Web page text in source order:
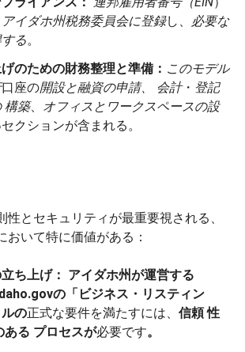
アイダホ州税務委員会に登録し、
必要な
る。
のための財務整理と準備： このモデル
口座の開設と融資の申請、 会計・ 登記
構築、 オフィスとワークスペースの設
セクションが含まれる。
性とセキュリティが最重要視される、
おいて特に価値がある：
ち上げ： アイダホ州が運営する
の「ビジネス・リスティン
の正式な要件を満たすには、 信頼 性
ある プロセスが必要です。